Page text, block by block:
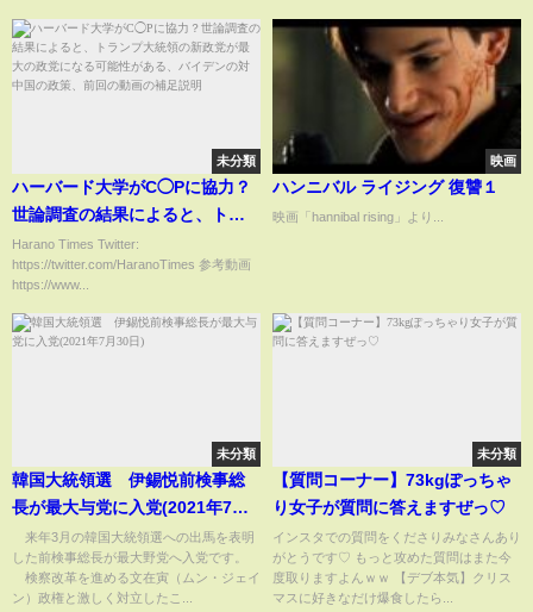
ん出てこやっ！ (TTMつよし
未分類
ハーバード大学がC◯Pに協力？
世論調査の結果によると、トラ
ンプ大統領の新政党が最大の政
党になる可能性がある、バイデ
ンの対中国の政策、前回の動画
の補足説明
Harano Times Twitter:
https://twitter.com/HaranoTimes 参考動画
https://www...
映画
ハンニバル ライジング 復讐１
映画「hannibal rising」より...
未分類
韓国大統領選 伊錫悦前検事総
長が最大与党に入党(2021年7月
30日)
来年3月の韓国大統領選への出馬を表明
した前検事総長が最大野党へ入党です。
検察改革を進める文在寅（ムン・ジェイ
ン）政権と激しく対立したこ...
未分類
【質問コーナー】73kgぽっちゃ
り女子が質問に答えますぜっ♡
インスタでの質問をくださりみなさんあり
がとうです♡ もっと攻めた質問はまた今
度取りますよんｗｗ 【デブ本気】クリス
マスに好きなだけ爆食したら...